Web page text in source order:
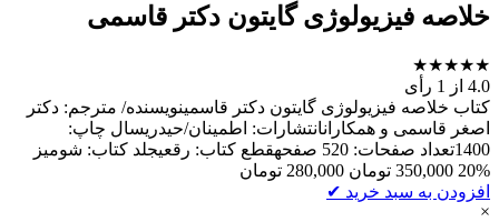
خلاصه فیزیولوژی گایتون دکتر قاسمی
★
★
★
★
★
4.0 از 1 رأی
کتاب خلاصه فیزیولوژی گایتون دکتر قاسمینویسنده/ مترجم: دکتر
اصغر قاسمی و همکارانانتشارات: اطمینان/حیدریسال چاپ:
1400تعداد صفحات: 520 صفحهقطع کتاب: رقعیجلد کتاب: شومیز
20%
350,000 تومان 280,000 تومان
افزودن به سبد خرید ✔
×